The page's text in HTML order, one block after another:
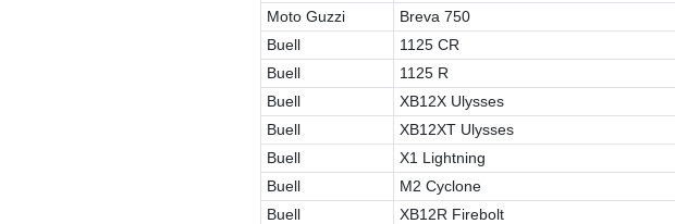
Moto Guzzi
Breva 750
Buell
1125 CR
Buell
1125 R
Buell
XB12X Ulysses
Buell
XB12XT Ulysses
Buell
X1 Lightning
Buell
M2 Cyclone
Buell
XB12R Firebolt